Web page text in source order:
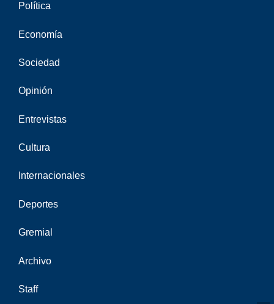
Política
Economía
Sociedad
Opinión
Entrevistas
Cultura
Internacionales
Deportes
Gremial
Archivo
Staff